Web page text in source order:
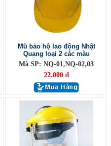
Mũ bảo hộ lao động Nhật
Quang loại 2 các màu
Mã SP: NQ-01,NQ-02,03
22.000 đ